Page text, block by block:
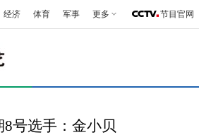
经济 体育 军事 更多 节目官网
号选手：金小贝